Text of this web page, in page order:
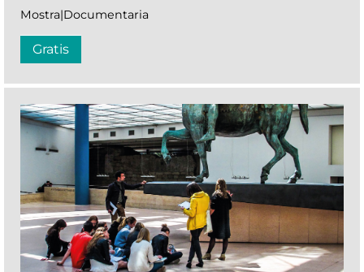
Mostra|Documentaria
Gratis